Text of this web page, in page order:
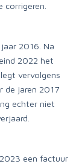
2016. Na
2022 het
vervolgens
de jaren 2017
echter niet
een factuur